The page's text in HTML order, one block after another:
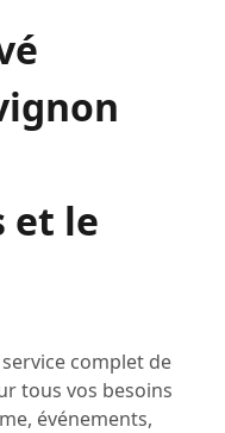
et le
service complet de
tous vos besoins
événements,